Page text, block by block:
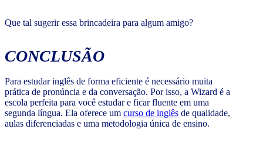
Que tal sugerir essa brincadeira para algum amigo?
CONCLUSÃO
Para estudar inglês de forma eficiente é necessário muita
prática de pronúncia e da conversação. Por isso, a Wizard é a
escola perfeita para você estudar e ficar fluente em uma
segunda língua. Ela oferece um curso de inglês de qualidade,
aulas diferenciadas e uma metodologia única de ensino.